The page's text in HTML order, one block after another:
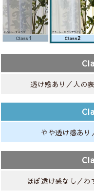
透け感あり／人の
やや透け感あり
ほぼ透け感なし／